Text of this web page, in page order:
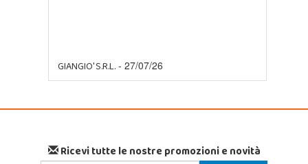
GIANGIO' S.R.L.- 27/07/26
Ricevi tutte le nostre promozioni e novità